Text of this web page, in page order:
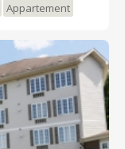
Appartement